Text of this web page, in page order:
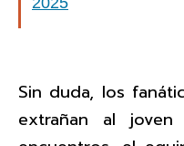
Sin duda, los
extrañan al